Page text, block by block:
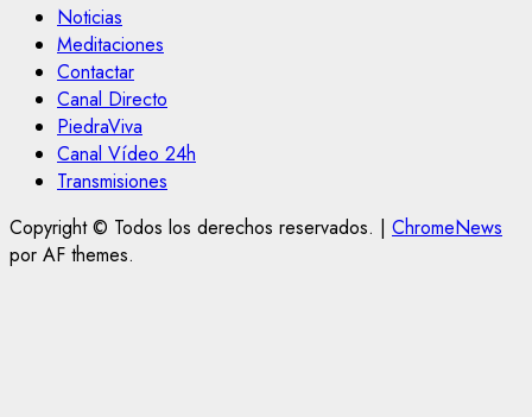
Noticias
Meditaciones
Contactar
Canal Directo
PiedraViva
Canal Vídeo 24h
Transmisiones
Copyright © Todos los derechos reservados. | ChromeNews
por AF themes.